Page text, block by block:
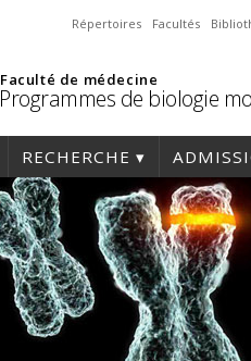
Répertoires Facultés
Faculté de médecine
Programmes de biologie
RECHERCHE